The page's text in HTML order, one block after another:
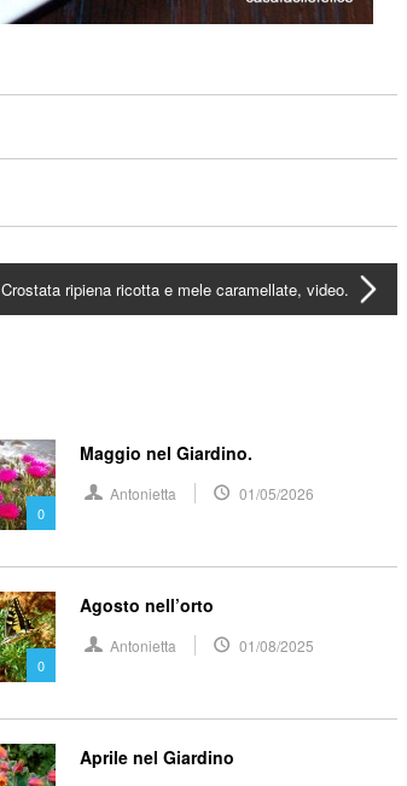
Crostata ripiena ricotta e mele caramellate, video.
0
Maggio nel Giardino.
Antonietta 01/05/2026
0
Agosto nell’orto
Antonietta 01/08/2025
Aprile nel Giardino